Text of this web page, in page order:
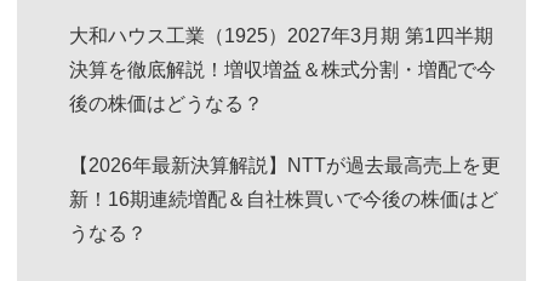
大和ハウス工業（1925）2027年3月期 第1四半期
決算を徹底解説！増収増益＆株式分割・増配で今
後の株価はどうなる？
【2026年最新決算解説】NTTが過去最高売上を更
新！16期連続増配＆自社株買いで今後の株価はど
うなる？